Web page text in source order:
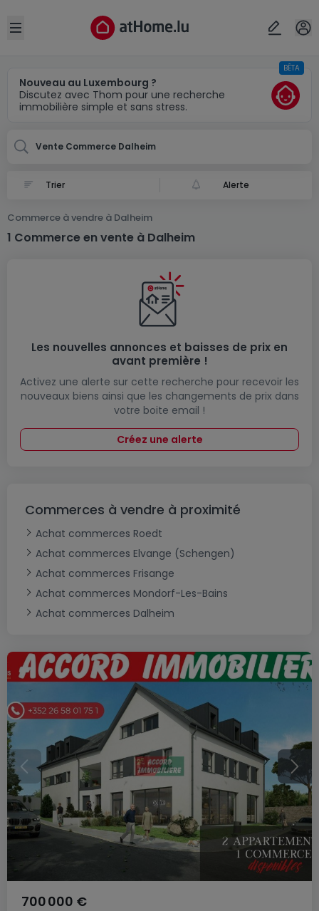
Open sidebar
Nouveau au Luxembourg ?
Discutez avec Thom pour une recherche
immobilière simple et sans stress.
BÊTA
Vente Commerce Dalheim
Alerte
Commerce à vendre à Dalheim
1 Commerce en vente à Dalheim
Les nouvelles annonces et baisses de prix en
avant première !
Activez une alerte sur cette recherche pour recevoir les
nouveaux biens ainsi que les changements de prix dans
votre boite email !
Créez une alerte
Commerces à vendre à proximité
Achat commerces Roedt
Achat commerces Elvange (Schengen)
Achat commerces Frisange
Achat commerces Mondorf-Les-Bains
Achat commerces Dalheim
700 000 €
Localité(s)
Annuler OK